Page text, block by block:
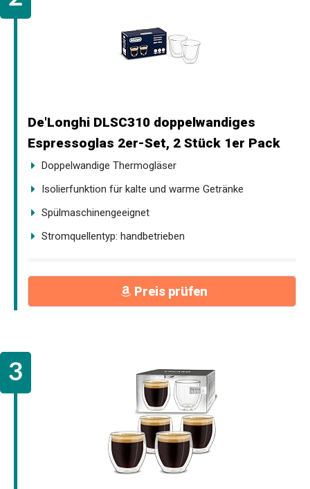
De'Longhi DLSC310 doppelwandiges
Espressoglas 2er-Set, 2 Stück 1er Pack
Doppelwandige Thermogläser
Isolierfunktion für kalte und warme Getränke
Spülmaschinengeeignet
Stromquellentyp: handbetrieben
Preis prüfen